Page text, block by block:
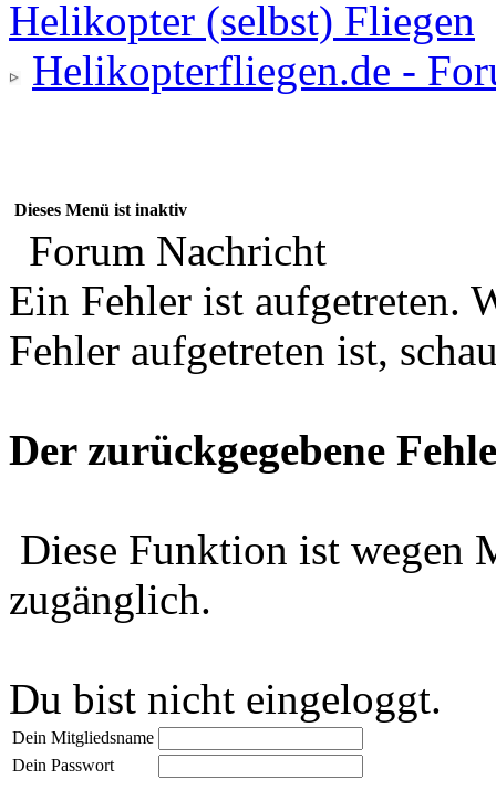
Helikopterfliegen.de -
Dieses Menü ist inaktiv
Forum Nachricht
Ein Fehler ist aufgetreten.
Fehler aufgetreten ist,
Der zurückgegebene
Diese Funktion ist wegen
zugänglich.
Du bist nicht eingeloggt.
Dein Mitgliedsname
Dein Passwort